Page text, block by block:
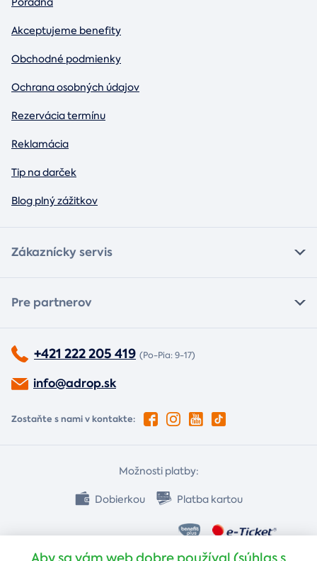
Akceptujeme benefity
Obchodné podmienky
Ochrana osobných údajov
Rezervácia termínu
Reklamácia
Tip na darček
Blog plný zážitkov
Zákaznícky servis
Pre partnerov
+421 222 205 419 (Po-Pia: 9-17)
info@adrop.sk
Zostaňte s nami v kontakte:
Možnosti platby:
Dobierkou Platba kartou